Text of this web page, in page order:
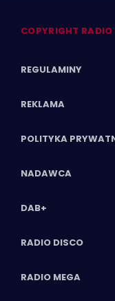
COPYRIGHT RADIO
REGULAMINY
REKLAMA
POLITYKA
NADAWCA
DAB+
RADIO DISCO
RADIO MEGA